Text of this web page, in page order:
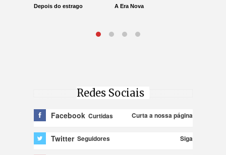
Depois do estrago A Era Nova
Redes Sociais
Facebook Curtidas Curta a nossa página
Twitter Seguidores Siga